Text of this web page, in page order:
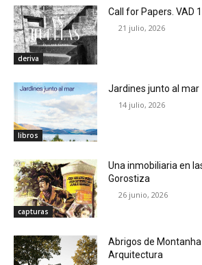
deriva
Call for Papers. VAD
21 julio, 2026
libros
Jardines junto al mar
14 julio, 2026
capturas
Una inmobiliaria en
Gorostiza
26 junio, 2026
Abrigos de Montanha
Arquitectura